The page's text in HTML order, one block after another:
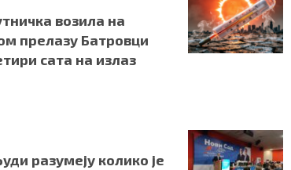
возила на
прелазу Батровци
сата на излаз
разумеју колико је